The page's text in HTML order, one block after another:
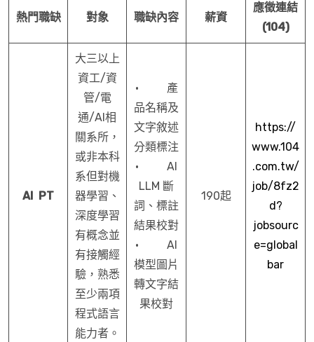
熱門職缺 對象 職缺內容 薪資
應徵連結
(104)
AI PT
大三以上
資工/資
管/電
通/AI相
關系所，
或非本科
系但對機
器學習、
深度學習
有概念並
有接觸經
驗，熟悉
至少兩項
程式語言
能力者。
· 產
品名稱及
文字敘述
分類標注
· AI
LLM 斷
詞、標註
結果校對
· AI
模型圖片
轉文字結
果校對
190起
https://
www.104
.com.tw/
job/8fz2
d?
jobsourc
e=global
bar